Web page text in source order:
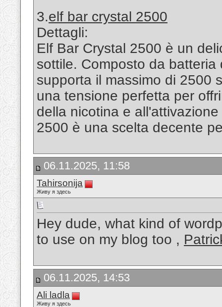
3.elf bar crystal 2500
Dettagli:
Elf Bar Crystal 2500 è un
sottile. Composto da
supporta il massimo di 2500
una tensione perfetta per
della nicotina e
2500 è una scelta decente
06.11.2025, 11:58
Tahirsonija
Живу я здесь
Hey dude, what kind of
to use on my blog too ,
06.11.2025, 14:53
Ali ladla
Живу я здесь